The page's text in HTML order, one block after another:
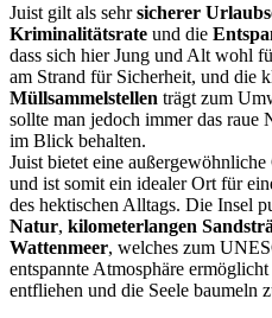
Juist gilt als sehrsicherer
Kriminalitätsrate und die
dass sich hier Jung und Alt wohl
am Strand für Sicherheit, und die
Müllsammelstellen trägt zum
sollte man jedoch immer das raue
im Blick behalten.
Juist bietet eine
und ist somit ein idealer Ort für
des hektischen Alltags. Die Insel
Natur, kilometerlangen
Wattenmeer, welches zum
entspannte Atmosphäre
entfliehen und die Seele baumeln